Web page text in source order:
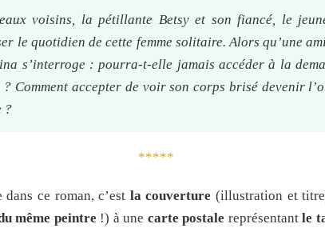
voisins, la pétillante Betsy et son fiancé, le
le quotidien de cette femme solitaire. Alors qu’une
s’interroge : pourra-t-elle jamais accéder à la
Comment accepter de voir son corps brisé devenir
?
*****
ce roman, c’est la couverture (illustration et
même peintre !) à une carte postale représentantle